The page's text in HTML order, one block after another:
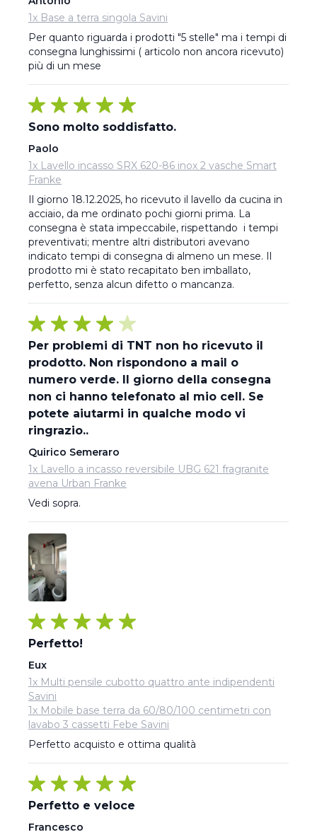
1x Base a terra singola Savini
Per quanto riguarda i prodotti "5 stelle" ma i tempi di
consegna lunghissimi ( articolo non ancora ricevuto)
più di un mese
Sono molto soddisfatto.
Paolo
1x Lavello incasso SRX 620-86 inox 2 vasche Smart
Franke
Il giorno 18.12.2025, ho ricevuto il lavello da cucina in
acciaio, da me ordinato pochi giorni prima. La
consegna è stata impeccabile, rispettando  i tempi
preventivati; mentre altri distributori avevano
indicato tempi di consegna di almeno un mese. Il
prodotto mi è stato recapitato ben imballato,
perfetto, senza alcun difetto o mancanza.
Per problemi di TNT non ho ricevuto il
prodotto. Non rispondono a mail o
numero verde. Il giorno della consegna
non ci hanno telefonato al mio cell. Se
potete aiutarmi in qualche modo vi
ringrazio..
Quirico Semeraro
1x Lavello a incasso reversibile UBG 621 fragranite
avena Urban Franke
Vedi sopra.
Perfetto!
Eux
1x Multi pensile cubotto quattro ante indipendenti
Savini
1x Mobile base terra da 60/80/100 centimetri con
lavabo 3 cassetti Febe Savini
Perfetto acquisto e ottima qualità
Perfetto e veloce
Francesco